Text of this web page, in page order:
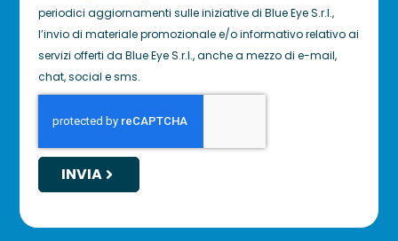
periodici aggiornamenti sulle iniziative di Blue Eye S.r.l.,
l’invio di materiale promozionale e/o informativo relativo ai
servizi offerti da Blue Eye S.r.l., anche a mezzo di e-mail,
chat, social e sms.
INVIA